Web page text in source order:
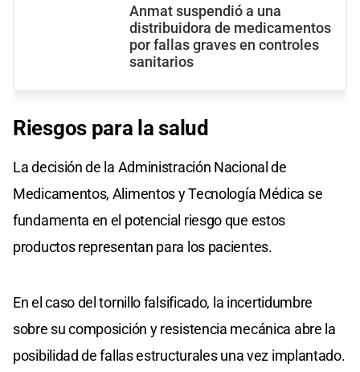
Anmat suspendió a una
distribuidora de medicamentos
por fallas graves en controles
sanitarios
Riesgos para la salud
La decisión de la Administración Nacional de
Medicamentos, Alimentos y Tecnología Médica se
fundamenta en el potencial riesgo que estos
productos representan para los pacientes.
En el caso del tornillo falsificado, la incertidumbre
sobre su composición y resistencia mecánica abre la
posibilidad de fallas estructurales una vez implantado.